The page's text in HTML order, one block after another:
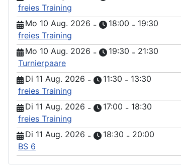
freies Training
Mo 10 Aug. 2026 - 18:00 - 19:30
freies Training
Mo 10 Aug. 2026 - 19:30 - 21:30
Turnierpaare
Di 11 Aug. 2026 - 11:30 - 13:30
freies Training
Di 11 Aug. 2026 - 17:00 - 18:30
freies Training
Di 11 Aug. 2026 - 18:30 - 20:00
BS 6